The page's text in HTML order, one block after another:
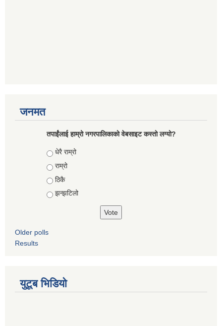
जनमत
तपाईंलाई हाम्रो नगरपालिकाको वेबसाइट कस्तो लग्यो?
Choices
धेरै राम्रो
राम्रो
ठिकै
झन्झटिलो
Older polls
Results
युटूब भिडियो